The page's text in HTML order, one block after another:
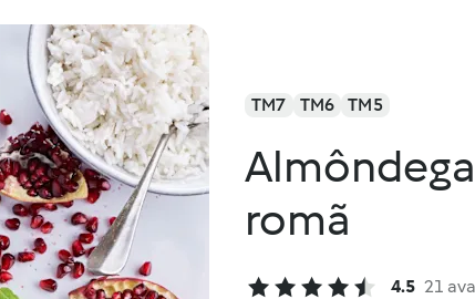
TM7 TM6 TM5
romã
4.5 21